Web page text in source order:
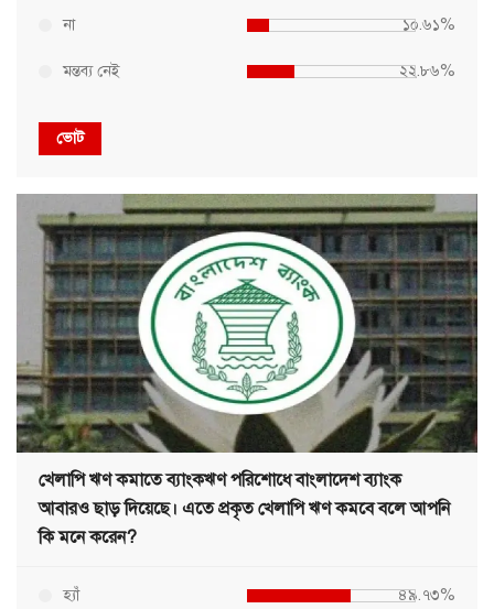
না ১০.৬১%
মন্তব্য নেই ২২.৮৬%
ভোট
খেলাপি ঋণ কমাতে ব্যাংকঋণ পরিশোধে বাংলাদেশ ব্যাংক
আবারও ছাড় দিয়েছে। এতে প্রকৃত খেলাপি ঋণ কমবে বলে আপনি
কি মনে করেন?
হ্যাঁ ৪৯.৭৩%